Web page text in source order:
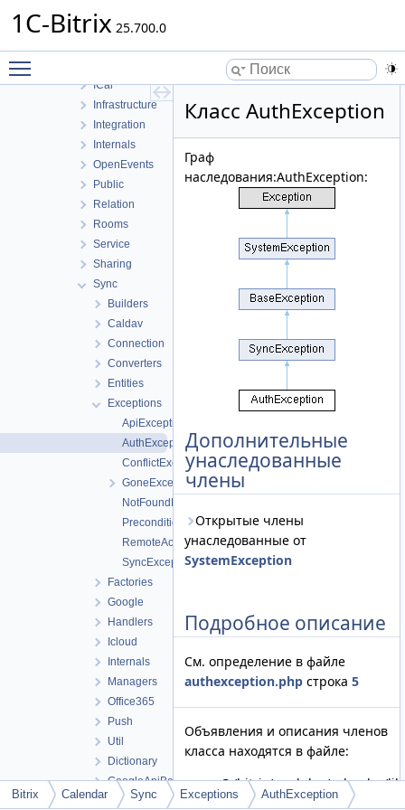
1C-Bitrix 25.700.0
EventCategory
ICal
Infrastructure
Integration
Internals
OpenEvents
Public
Relation
Rooms
Service
Sharing
Sync
Builders
Caldav
Connection
Converters
Entities
Exceptions
ApiException
AuthException
ConflictException
GoneException
NotFoundException
PreconditionFailedException
RemoteAccountException
SyncException
Factories
Google
Handlers
Icloud
Internals
Managers
Office365
Push
Util
Dictionary
GoogleApiBatch
GoogleApiPush
Класс AuthException
Граф
наследования:AuthException:
Дополнительные
унаследованные
члены
Открытые члены
унаследованные от
SystemException
Подробное описание
См. определение в файле
authexception.php строка 5
Объявления и описания членов
класса находятся в файле:
C:/bitrix/modules/calendar/
Bitrix Calendar Sync Exceptions AuthException